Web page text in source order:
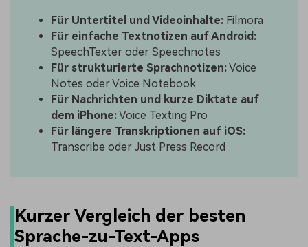
Für Untertitel und Videoinhalte: Filmora
Für einfache Textnotizen auf Android:
SpeechTexter oder Speechnotes
Für strukturierte Sprachnotizen:Voice
Notes oder Voice Notebook
Für Nachrichten und kurze Diktate auf
dem iPhone:Voice Texting Pro
Für längere Transkriptionen auf iOS:
Transcribe oder Just Press Record
Kurzer Vergleich der besten
Sprache-zu-Text-Apps